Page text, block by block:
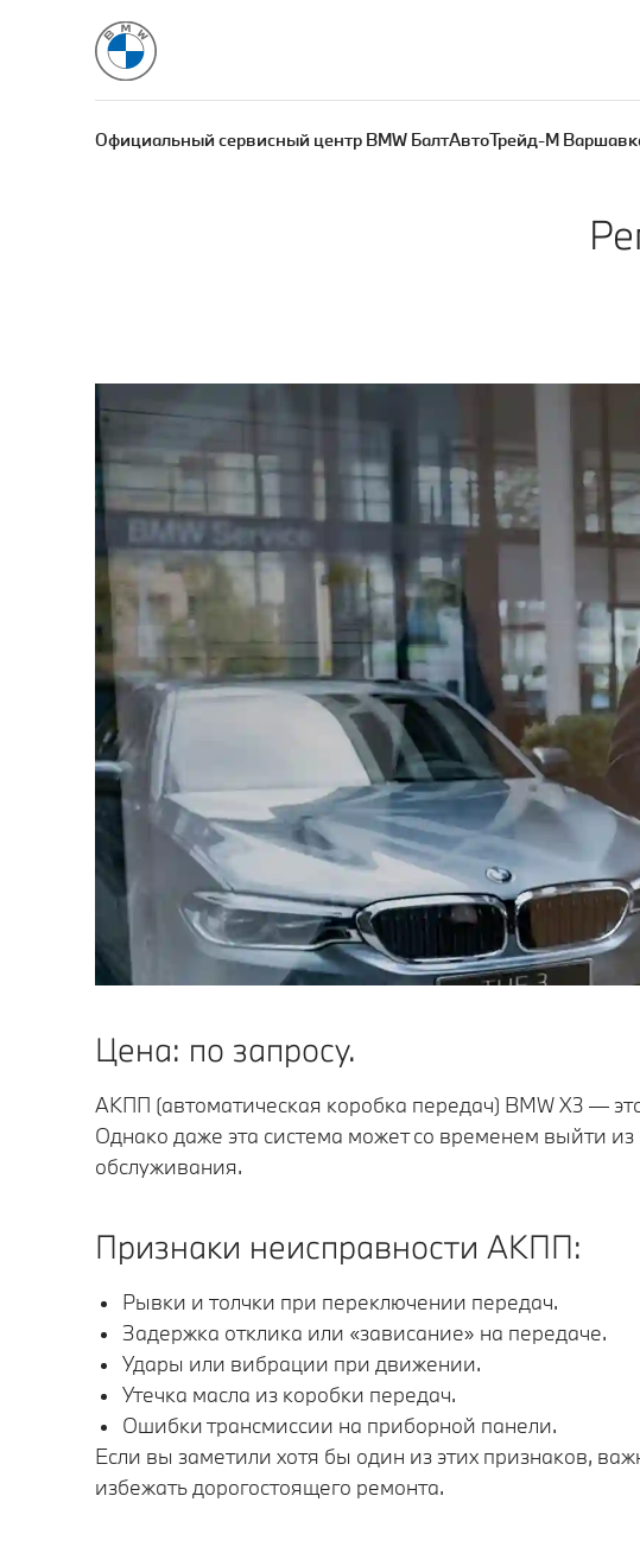
Официальный сервисный центр BMW БалтАвтоТрейд-М
Цена: по запросу.
АКПП (автоматическая коробка передач) BMW X3 —
Однако даже эта система может со временем выйти из
обслуживания.
Признаки неисправности АКПП:
Рывки и толчки при переключении передач.
Задержка отклика или «зависание» на передаче.
Удары или вибрации при движении.
Утечка масла из коробки передач.
Ошибки трансмиссии на приборной панели.
Если вы заметили хотя бы один из этих признаков,
избежать дорогостоящего ремонта.